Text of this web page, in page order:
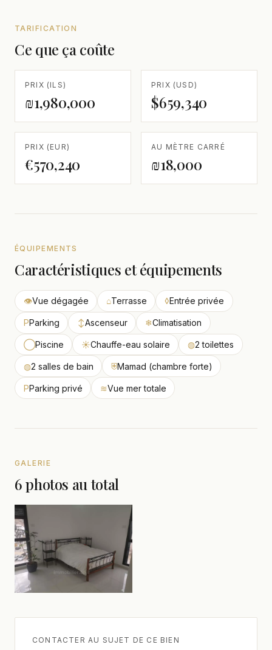
TARIFICATION
Ce que ça coûte
PRIX (ILS)
₪1,980,000
PRIX (USD)
$659,340
PRIX (EUR)
€570,240
AU MÈTRE CARRÉ
₪18,000
ÉQUIPEMENTS
Caractéristiques et équipements
👁Vue dégagée ⌂Terrasse ◊Entrée privée
PParking ↕Ascenseur ❄Climatisation
◯Piscine ☀Chauffe-eau solaire ◍2 toilettes
◍2 salles de bain ⛨Mamad (chambre forte)
PParking privé ≋Vue mer totale
GALERIE
6 photos au total
CONTACTER AU SUJET DE CE BIEN